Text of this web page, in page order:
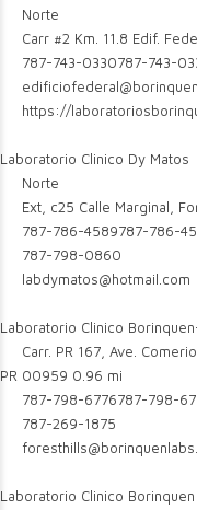
Norte
Carr #2 Km. 11.8 Edif.
787-743-0330787-743-
https://
Laboratorio Clinico Dy Matos
Norte
Ext, c25 Calle Marginal,
787-786-4589787-786-
787-798-0860
labdymatos@hotmail.com
Laboratorio Clinico
Carr. PR 167, Ave.
PR 00959 0.96 mi
787-798-6776787-798-
787-269-1875
Laboratorio Clinico